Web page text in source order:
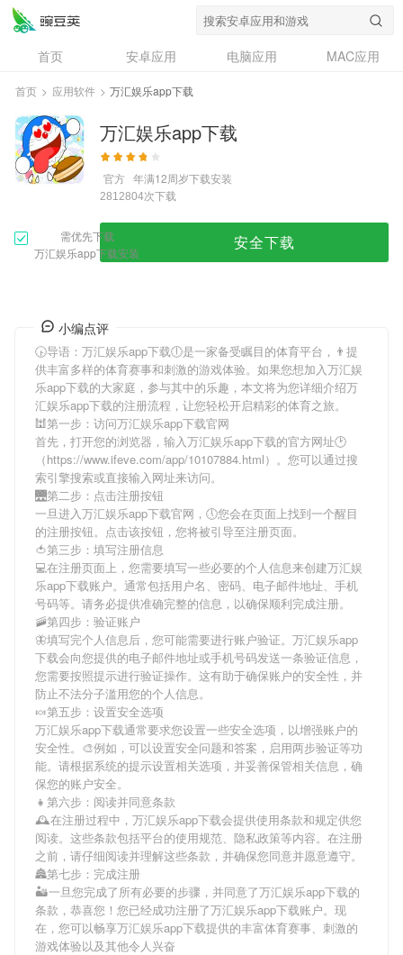
首页 安卓应用 电脑应用
MAC应用
资讯
专题
问答
首页 > 应用软件 > 万汇娱乐app下载
万汇娱乐app下载
官方 年满12周岁下载安装
2812804次下载
需优先下载
万汇娱乐app下载安装
安全下载
小编点评
🕟导语： 万汇娱乐app下载🕕是一家备受瞩目的体育平台，👨提
供丰富多样的体育赛事和刺激的游戏体验。如果您想加入万汇娱
乐app下载的大家庭，参与其中的乐趣，本文将为您详细介绍万
汇娱乐app下载的注册流程，让您轻松开启精彩的体育之旅。
🕍第一步：访问万汇娱乐app下载官网
首先，打开您的浏览器，输入万汇娱乐app下载的官方网址🕑
（https://www.ifeve.com/app/10107884.html）。您可以通过搜
索引擎搜索或直接输入网址来访问。
🌉第二步：点击注册按钮
一旦进入万汇娱乐app下载官网，🕔您会在页面上找到一个醒目
的注册按钮。点击该按钮，您将被引导至注册页面。
🍅第三步：填写注册信息
💻在注册页面上，您需要填写一些必要的个人信息来创建万汇娱
乐app下载账户。通常包括用户名、密码、电子邮件地址、手机
号码等。请务必提供准确完整的信息，以确保顺利完成注册。
🚠第四步：验证账户
🦋填写完个人信息后，您可能需要进行账户验证。 万汇娱乐app
下载会向您提供的电子邮件地址或手机号码发送一条验证信息，
您需要按照提示进行验证操作。这有助于确保账户的安全性，并
防止不法分子滥用您的个人信息。
🍬第五步：设置安全选项
万汇娱乐app下载通常要求您设置一些安全选项，以增强账户的
安全性。🎨例如，可以设置安全问题和答案，启用两步验证等功
能。请根据系统的提示设置相关选项，并妥善保管相关信息，确
保您的账户安全。
👧第六步：阅读并同意条款
🕰在注册过程中， 万汇娱乐app下载会提供使用条款和规定供您
阅读。这些条款包括平台的使用规范、隐私政策等内容。在注册
之前，请仔细阅读并理解这些条款，并确保您同意并愿意遵守。
🏯第七步：完成注册
🏜一旦您完成了所有必要的步骤，并同意了万汇娱乐app下载的
条款，恭喜您！您已经成功注册了万汇娱乐app下载账户。现
在，您可以畅享万汇娱乐app下载提供的丰富体育赛事、刺激的
游戏体验以及其他令人兴奋